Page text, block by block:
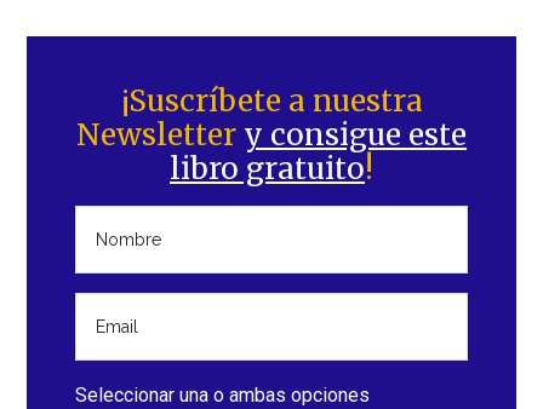
lateral
principal
¡Suscríbete a nuestra
Newsletter y consigue este
libro gratuito!
Seleccionar una o ambas opciones